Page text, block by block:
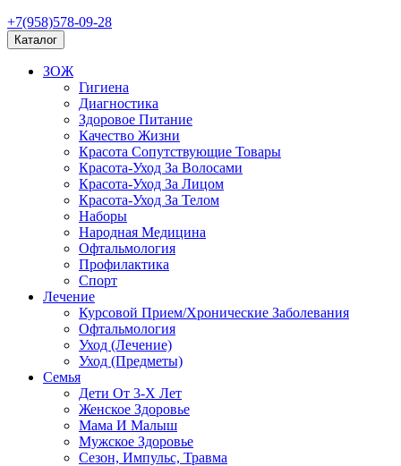
+7(958)578-09-28
Каталог
ЗОЖ
Гигиена
Диагностика
Здоровое Питание
Качество Жизни
Красота Сопутствующие Товары
Красота-Уход За Волосами
Красота-Уход За Лицом
Красота-Уход За Телом
Наборы
Народная Медицина
Офтальмология
Профилактика
Спорт
Лечение
Курсовой Прием/Хронические Заболевания
Офтальмология
Уход (Лечение)
Уход (Предметы)
Семья
Дети От 3-Х Лет
Женское Здоровье
Мама И Малыш
Мужское Здоровье
Сезон, Импульс, Травма